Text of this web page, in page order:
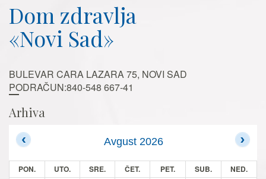
Dom zdravlja
«Novi Sad»
BULEVAR CARA LAZARA 75, NOVI SAD
PODRAČUN:840-548 667-41
Arhiva
Avgust 2026
PON. UTO. SRE. ČET. PET. SUB. NED.